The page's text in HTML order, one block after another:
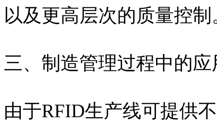
以及更高层次的质量控制
三、制造管理过程中的应
由于RFID生产线可提供